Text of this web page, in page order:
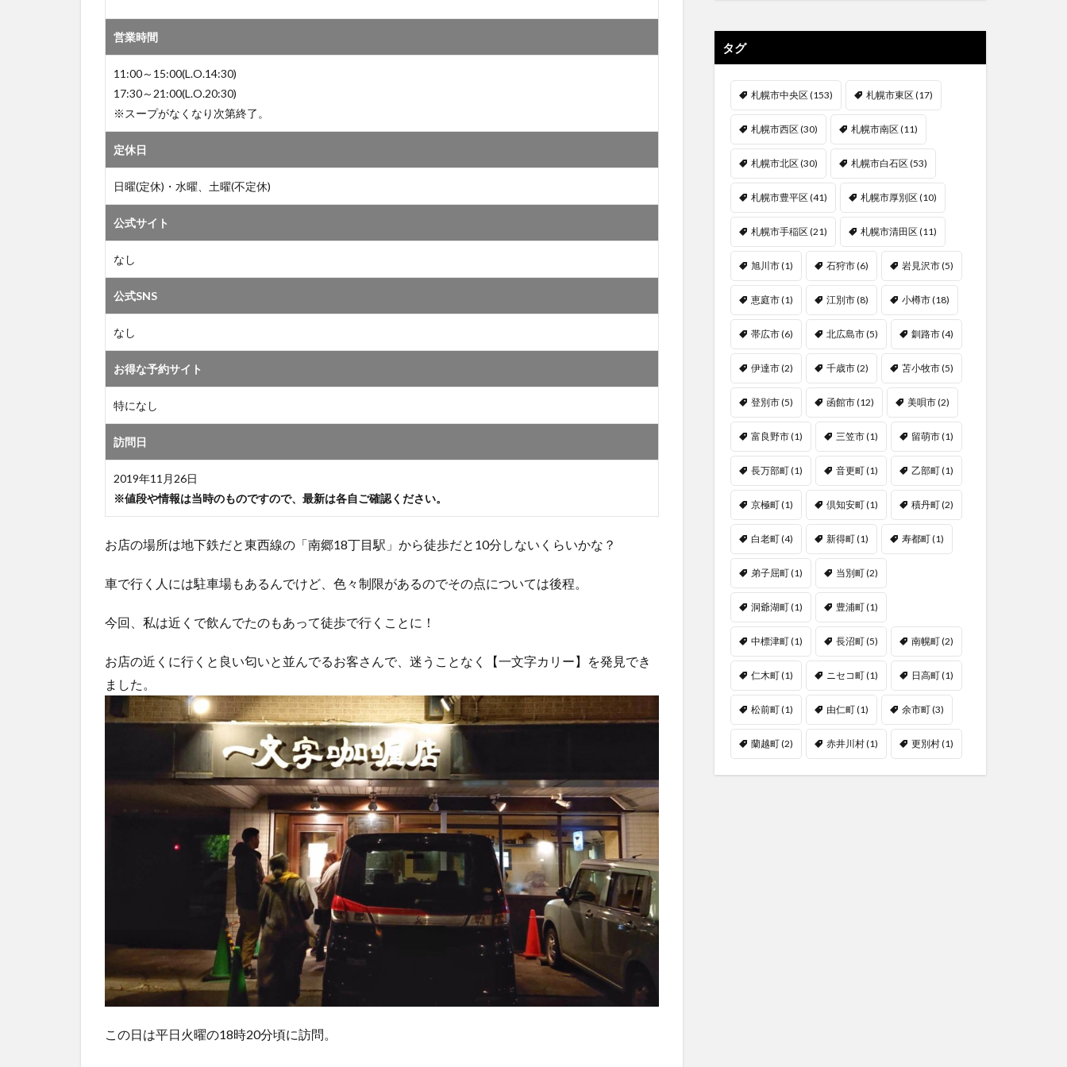
営業時間
11:00～15:00(L.O.14:30)
17:30～21:00(L.O.20:30)
※スープがなくなり次第終了。
定休日
日曜(定休)・水曜、土曜(不定休)
公式サイト
なし
公式SNS
なし
お得な予約サイト
特になし
訪問日
2019年11月26日
※値段や情報は当時のものですので、最新は各自ご確認ください。
お店の場所は地下鉄だと東西線の「南郷18丁目駅」から徒歩だと10分しないくらいかな？
車で行く人には駐車場もあるんでけど、色々制限があるのでその点については後程。
今回、私は近くで飲んでたのもあって徒歩で行くことに！
お店の近くに行くと良い匂いと並んでるお客さんで、迷うことなく【一文字カリー】を発見でき
ました。
この日は平日火曜の18時20分頃に訪問。
タグ
札幌市中央区(153) 札幌市東区(17)
札幌市西区(30) 札幌市南区(11)
札幌市北区(30) 札幌市白石区(53)
札幌市豊平区(41) 札幌市厚別区(10)
札幌市手稲区(21) 札幌市清田区(11)
旭川市(1) 石狩市(6) 岩見沢市(5)
恵庭市(1) 江別市(8) 小樽市(18)
帯広市(6) 北広島市(5) 釧路市(4)
伊達市(2) 千歳市(2) 苫小牧市(5)
登別市(5) 函館市(12) 美唄市(2)
富良野市(1) 三笠市(1) 留萌市(1)
長万部町(1) 音更町(1) 乙部町(1)
京極町(1) 倶知安町(1) 積丹町(2)
白老町(4) 新得町(1) 寿都町(1)
弟子屈町(1) 当別町(2)
洞爺湖町(1) 豊浦町(1)
中標津町(1) 長沼町(5) 南幌町(2)
仁木町(1) ニセコ町(1) 日高町(1)
松前町(1) 由仁町(1) 余市町(3)
蘭越町(2) 赤井川村(1) 更別村(1)